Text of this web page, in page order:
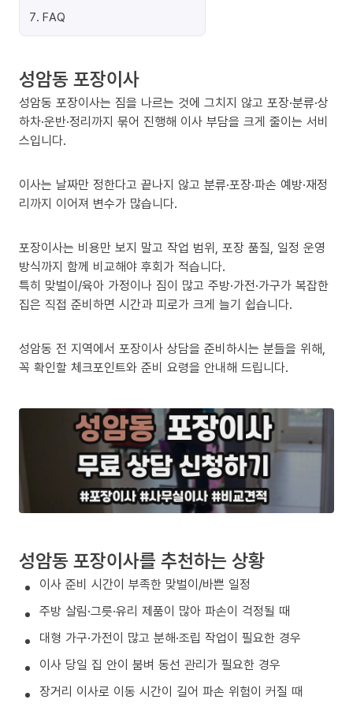
7. FAQ
성암동 포장이사
성암동 포장이사는 짐을 나르는 것에 그치지 않고 포장·분류·상
하차·운반·정리까지 묶어 진행해 이사 부담을 크게 줄이는 서비
스입니다.
이사는 날짜만 정한다고 끝나지 않고 분류·포장·파손 예방·재정
리까지 이어져 변수가 많습니다.
포장이사는 비용만 보지 말고 작업 범위, 포장 품질, 일정 운영
방식까지 함께 비교해야 후회가 적습니다.
특히 맞벌이/육아 가정이나 짐이 많고 주방·가전·가구가 복잡한
집은 직접 준비하면 시간과 피로가 크게 늘기 쉽습니다.
성암동 전 지역에서 포장이사 상담을 준비하시는 분들을 위해,
꼭 확인할 체크포인트와 준비 요령을 안내해 드립니다.
성암동 포장이사를 추천하는 상황
이사 준비 시간이 부족한 맞벌이/바쁜 일정
주방 살림·그릇·유리 제품이 많아 파손이 걱정될 때
대형 가구·가전이 많고 분해·조립 작업이 필요한 경우
이사 당일 집 안이 붐벼 동선 관리가 필요한 경우
장거리 이사로 이동 시간이 길어 파손 위험이 커질 때